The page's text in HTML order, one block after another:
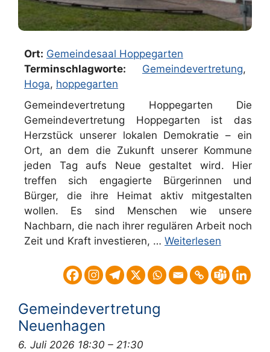
Ort: Gemeindesaal Hoppegarten
Terminschlagworte:
Gemeindevertretung,
Hoga, hoppegarten
Gemeindevertretung Hoppegarten Die
Gemeindevertretung Hoppegarten ist das
Herzstück unserer lokalen Demokratie – ein
Ort, an dem die Zukunft unserer Kommune
jeden Tag aufs Neue gestaltet wird. Hier
treffen sich engagierte Bürgerinnen und
Bürger, die ihre Heimat aktiv mitgestalten
wollen. Es sind Menschen wie unsere
Nachbarn, die nach ihrer regulären Arbeit noch
Zeit und Kraft investieren, … Weiterlesen
Gemeindevertretung
Neuenhagen
6. Juli 2026 18:30 – 21:30